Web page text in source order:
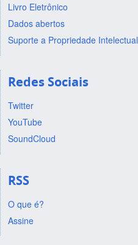
Livro Eletrônico
Dados abertos
Suporte a Propriedade Intelectual
Redes Sociais
Twitter
YouTube
SoundCloud
RSS
O que é?
Assine